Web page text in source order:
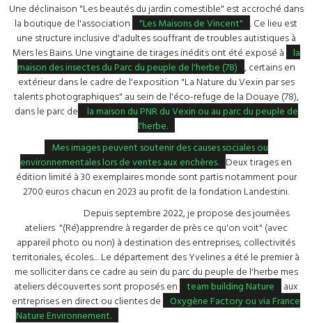
Une déclinaison "Les beautés du jardin comestible" est accroché dans
la boutique de l'association
"Les Maisons de Vincent" . Ce lieu est
une structure inclusive d'adultes souffrant de troubles autistiques à
Mers les Bains. Une vingtaine de tirages inédits ont été exposé à
la
maison des insectes du Parc du peuple de l'herbe (78) , certains en
extérieur dans le cadre de l'exposition "La Nature du Vexin par ses
talents photographiques" au sein de l'éco-refuge de la Douaye (78),
dans le parc de
la maison du PNR du Vexin ou au parc du peuple de
l'herbe.
Mes images peuvent soutenir des causes sociales ou
environnementales lors de ventes aux enchères. Deux tirages en
édition limité à 30 exemplaires monde sont partis notamment pour
2700 euros chacun en 2023 au profit de la fondation Landestini.
Depuis septembre 2022, je propose des journées
ateliers "(Ré)apprendre à regarder de près ce qu'on voit" (avec
appareil photo ou non) à destination des entreprises, collectivités
territoriales, écoles.... Le département des Yvelines a été le premier à
me solliciter dans ce cadre au sein du parc du peuple de l'herbe mes
ateliers découvertes sont proposés en
team building Nature
aux
entreprises en direct ou clientes de
Oxygène Factory ou via France
Nature Environnement.